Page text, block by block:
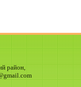
район,